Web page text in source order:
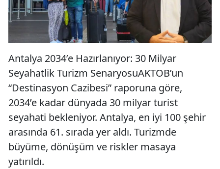
Antalya 2034’e Hazırlanıyor: 30 Milyar
Seyahatlik Turizm SenaryosuAKTOB’un
“Destinasyon Cazibesi” raporuna göre,
2034’e kadar dünyada 30 milyar turist
seyahati bekleniyor. Antalya, en iyi 100 şehir
arasında 61. sırada yer aldı. Turizmde
büyüme, dönüşüm ve riskler masaya
yatırıldı.